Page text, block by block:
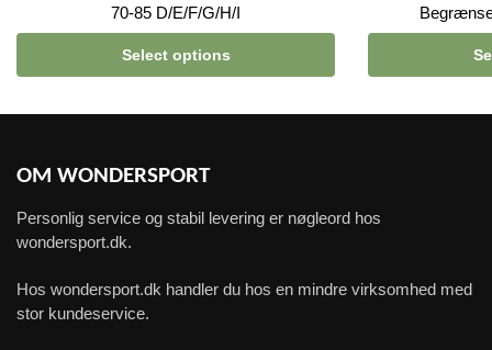
70-85 D/E/F/G/H/I
Select options
OM WONDERSPORT
Personlig service og stabil levering er nøgleord hos
wondersport.dk.
Hos wondersport.dk handler du hos en mindre virksomhed med
stor kundeservice.